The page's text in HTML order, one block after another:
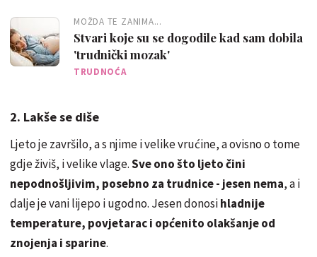
MOŽDA TE ZANIMA...
Stvari koje su se dogodile kad sam dobila
'trudnički mozak'
TRUDNOĆA
2. Lakše se diše
Ljeto je završilo, a s njime i velike vrućine, a ovisno o tome
gdje živiš, i velike vlage.Sve ono što ljeto čini
nepodnošljivim, posebno za trudnice - jesen nema, a i
dalje je vani lijepo i ugodno. Jesen donosihladnije
temperature, povjetarac i općenito olakšanje od
znojenja i sparine.